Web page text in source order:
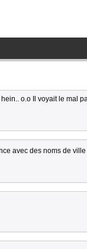
o.o Il voyait le mal
avec des noms de